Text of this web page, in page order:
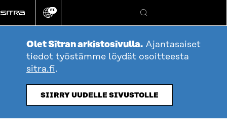
suoraan
sisältöön
Vaihda
kieli
FI
Hae
Olet Sitran arkistosivulla. Ajantasaiset
tiedot työstämme löydät osoitteesta
sitra.fi.
SIIRRY UUDELLE SIVUSTOLLE